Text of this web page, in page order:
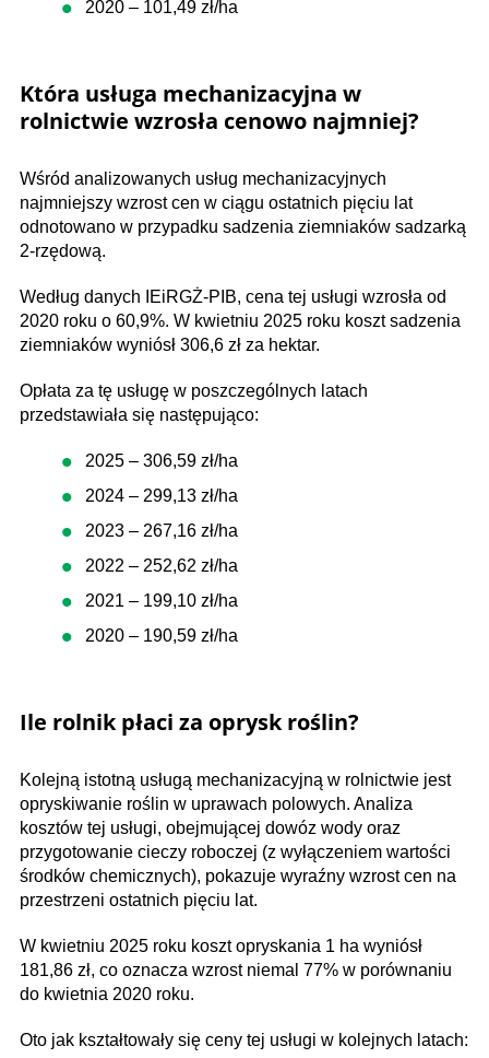
2020 – 101,49 zł/ha
Która usługa mechanizacyjna w
rolnictwie wzrosła cenowo najmniej?
Wśród analizowanych usług mechanizacyjnych
najmniejszy wzrost cen w ciągu ostatnich pięciu lat
odnotowano w przypadku sadzenia ziemniaków sadzarką
2-rzędową.
Według danych IEiRGŻ-PIB, cena tej usługi wzrosła od
2020 roku o 60,9%. W kwietniu 2025 roku koszt sadzenia
ziemniaków wyniósł 306,6 zł za hektar.
Opłata za tę usługę w poszczególnych latach
przedstawiała się następująco:
2025 – 306,59 zł/ha
2024 – 299,13 zł/ha
2023 – 267,16 zł/ha
2022 – 252,62 zł/ha
2021 – 199,10 zł/ha
2020 – 190,59 zł/ha
Ile rolnik płaci za oprysk roślin?
Kolejną istotną usługą mechanizacyjną w rolnictwie jest
opryskiwanie roślin w uprawach polowych. Analiza
kosztów tej usługi, obejmującej dowóz wody oraz
przygotowanie cieczy roboczej (z wyłączeniem wartości
środków chemicznych), pokazuje wyraźny wzrost cen na
przestrzeni ostatnich pięciu lat.
W kwietniu 2025 roku koszt opryskania 1 ha wyniósł
181,86 zł, co oznacza wzrost niemal 77% w porównaniu
do kwietnia 2020 roku.
Oto jak kształtowały się ceny tej usługi w kolejnych latach: